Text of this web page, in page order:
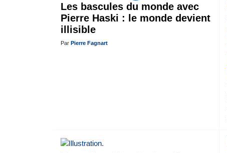
Les bascules du monde avec
Pierre Haski : le monde devient
illisible
Par Pierre Fagnart